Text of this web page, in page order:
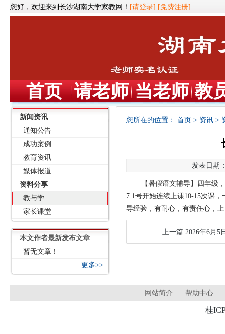
您好，欢迎来到长沙湖南大学家教网！ [请登录] [免费注册]
首页 请老师 当老师 教
新闻资讯
通知公告
成功案例
教育资讯
媒体报道
资料分享
教与学
家长课堂
本文作者最新发布文章
暂无文章！
更多>>
您所在的位置： 首页 > 资讯 >
发表日期
【暑假语文辅导】四年级
7.1号开始连续上课10-15次课
导经验，有耐心，有责任心，
上一篇:2026年6月5
网站简介 帮助中心
桂